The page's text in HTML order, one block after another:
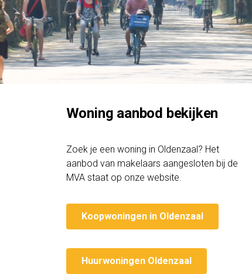
Woning aanbod bekijken
Zoek je een woning in Oldenzaal? Het
aanbod van makelaars aangesloten bij de
MVA staat op onze website.
Koopwoningen in Oldenzaal
Huurwoningen Oldenzaal